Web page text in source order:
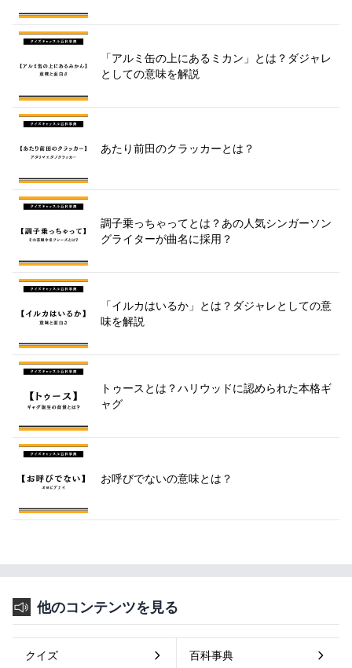
「アルミ缶の上にあるミカン」とは？ダジャレ
としての意味を解説
あたり前田のクラッカーとは？
調子乗っちゃってとは？あの人気シンガーソン
グライターが曲名に採用？
「イルカはいるか」とは？ダジャレとしての意
味を解説
トゥースとは？ハリウッドに認められた本格ギ
ャグ
お呼びでないの意味とは？
他のコンテンツを見る
クイズ 百科事典